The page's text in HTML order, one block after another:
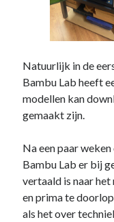
Natuurlijk in de
Bambu Lab heeft
modellen kan
gemaakt zijn.
Na een paar
Bambu Lab er bij
vertaald is naar het
en prima te
als het over